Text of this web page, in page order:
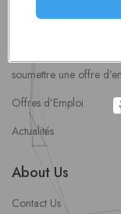
Parcourirs les
soumettre une offre
Offres d’Emploi
Actualités
About Us
Contact Us